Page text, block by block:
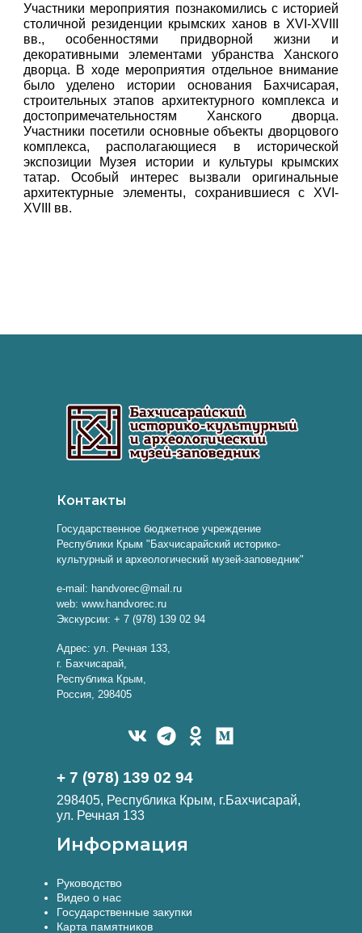
Участники мероприятия познакомились с историей
столичной резиденции крымских ханов в XVI-XVIII
вв., особенностями придворной жизни и
декоративными элементами убранства Ханского
дворца. В ходе мероприятия отдельное внимание
было уделено истории основания Бахчисарая,
строительных этапов архитектурного комплекса и
достопримечательностям Ханского дворца.
Участники посетили основные объекты дворцового
комплекса, располагающиеся в исторической
экспозиции Музея истории и культуры крымских
татар. Особый интерес вызвали оригинальные
архитектурные элементы, сохранившиеся с XVI-
XVIII вв.
Контакты
Государственное бюджетное учреждение
Республики Крым "Бахчисарайский историко-
культурный и археологический музей-заповедник"
e-mail: handvorec@mail.ru
web: www.handvorec.ru
Экскурсии: + 7 (978) 139 02 94
Адрес: ул. Речная 133,
г. Бахчисарай,
Республика Крым,
Россия, 298405
+ 7 (978) 139 02 94
298405, Республика Крым, г.Бахчисарай,
ул. Речная 133
Информация
Руководство
Видео о нас
Государственные закупки
Карта памятников